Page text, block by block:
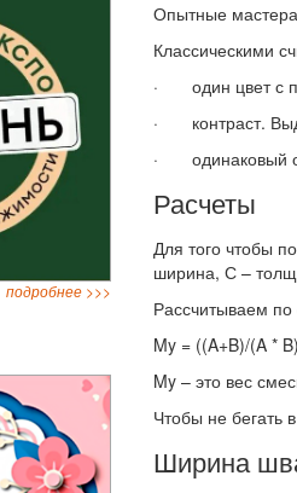
подробнее >>>
Опытные мастера
Классическими
· один цвет с
· контраст.
· одинаковый
Расчеты
Для того чтобы
ширина, С –
Рассчитываем
My = ((A+B)/(A *
My – это вес
Чтобы не бегать
Ширина